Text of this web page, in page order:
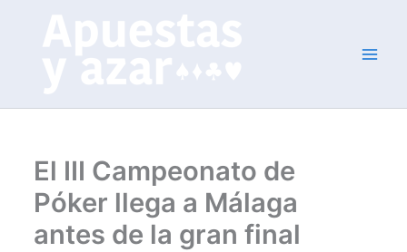
El III Campeonato de
Póker llega a Málaga
antes de la gran final